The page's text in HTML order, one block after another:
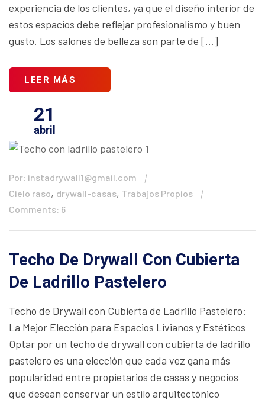
experiencia de los clientes, ya que el diseño interior de
estos espacios debe reflejar profesionalismo y buen
gusto. Los salones de belleza son parte de […]
LEER MÁS
21
abril
Por: instadrywall1@gmail.com
Cielo raso, drywall-casas, Trabajos Propios
Comments: 6
Techo De Drywall Con Cubierta
De Ladrillo Pastelero
Techo de Drywall con Cubierta de Ladrillo Pastelero:
La Mejor Elección para Espacios Livianos y Estéticos
Optar por un techo de drywall con cubierta de ladrillo
pastelero es una elección que cada vez gana más
popularidad entre propietarios de casas y negocios
que desean conservar un estilo arquitectónico